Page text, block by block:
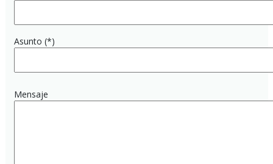
Asunto (*)
Mensaje